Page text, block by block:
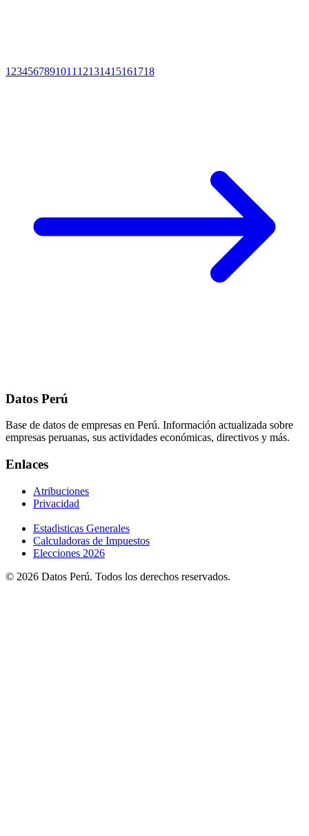
1 234567891011 12131415161718
Datos Perú
Base de datos de empresas en Perú. Información actualizada sobre
empresas peruanas, sus actividades económicas, directivos y más.
Enlaces
Atribuciones
Privacidad
Estadisticas Generales
Calculadoras de Impuestos
Elecciones 2026
© 2026 Datos Perú. Todos los derechos reservados.